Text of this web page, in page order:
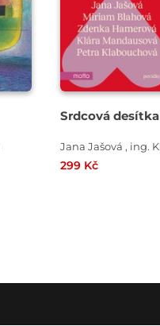
Srdcová desítka
299 Kč